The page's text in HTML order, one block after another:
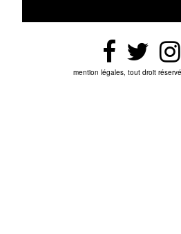
mention légales, tout droit